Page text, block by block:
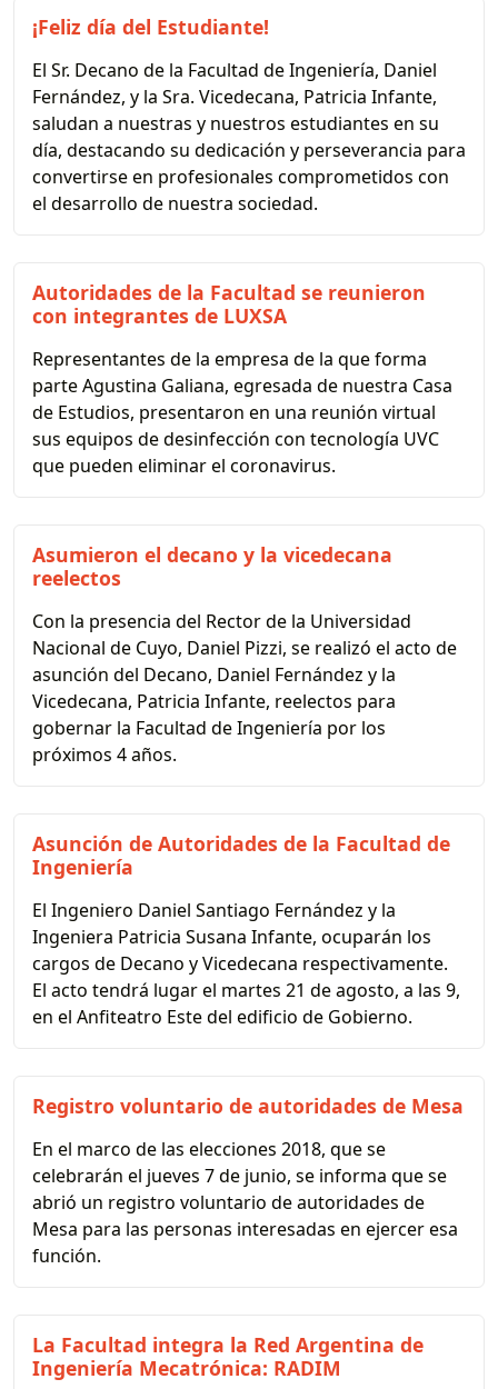
¡Feliz día del Estudiante!
El Sr. Decano de la Facultad de Ingeniería, Daniel
Fernández, y la Sra. Vicedecana, Patricia Infante,
saludan a nuestras y nuestros estudiantes en su
día, destacando su dedicación y perseverancia para
convertirse en profesionales comprometidos con
el desarrollo de nuestra sociedad.
Autoridades de la Facultad se reunieron
con integrantes de LUXSA
Representantes de la empresa de la que forma
parte Agustina Galiana, egresada de nuestra Casa
de Estudios, presentaron en una reunión virtual
sus equipos de desinfección con tecnología UVC
que pueden eliminar el coronavirus.
Asumieron el decano y la vicedecana
reelectos
Con la presencia del Rector de la Universidad
Nacional de Cuyo, Daniel Pizzi, se realizó el acto de
asunción del Decano, Daniel Fernández y la
Vicedecana, Patricia Infante, reelectos para
gobernar la Facultad de Ingeniería por los
próximos 4 años.
Asunción de Autoridades de la Facultad de
Ingeniería
El Ingeniero Daniel Santiago Fernández y la
Ingeniera Patricia Susana Infante, ocuparán los
cargos de Decano y Vicedecana respectivamente.
El acto tendrá lugar el martes 21 de agosto, a las 9,
en el Anfiteatro Este del edificio de Gobierno.
Registro voluntario de autoridades de Mesa
En el marco de las elecciones 2018, que se
celebrarán el jueves 7 de junio, se informa que se
abrió un registro voluntario de autoridades de
Mesa para las personas interesadas en ejercer esa
función.
La Facultad integra la Red Argentina de
Ingeniería Mecatrónica: RADIM